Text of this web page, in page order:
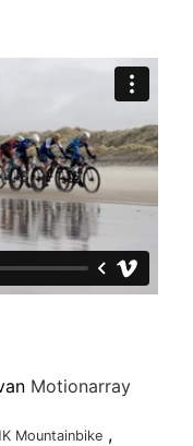
Motionarray
Mountainbike ,